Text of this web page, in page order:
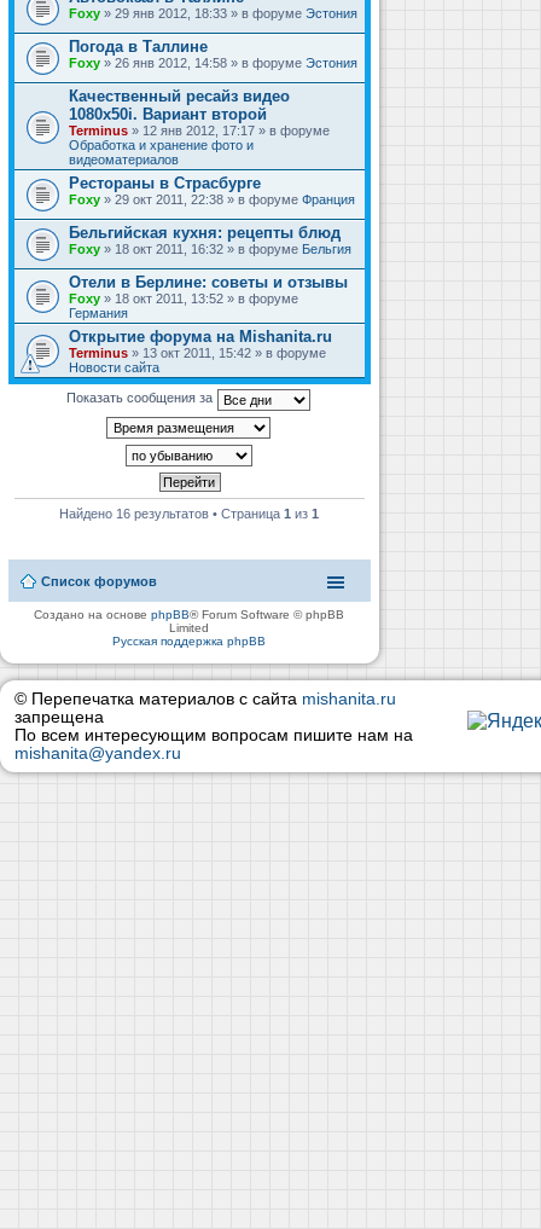
Foxy » 29 янв 2012, 18:33 » в форуме Эстония
Погода в Таллине
Foxy » 26 янв 2012, 14:58 » в форуме Эстония
Качественный ресайз видео
1080x50i. Вариант второй
Terminus » 12 янв 2012, 17:17 » в форуме
Обработка и хранение фото и
видеоматериалов
Рестораны в Страсбурге
Foxy » 29 окт 2011, 22:38 » в форуме Франция
Бельгийская кухня: рецепты блюд
Foxy » 18 окт 2011, 16:32 » в форуме Бельгия
Отели в Берлине: советы и отзывы
Foxy » 18 окт 2011, 13:52 » в форуме
Германия
Открытие форума на Mishanita.ru
Terminus » 13 окт 2011, 15:42 » в форуме
Новости сайта
Показать сообщения за
Найдено 16 результатов • Страница1 из1
Список форумов
Создано на основеphpBB® Forum Software © phpBB
Limited
Русская поддержка phpBB
© Перепечатка материалов с сайта mishanita.ru
запрещена
По всем интересующим вопросам пишите нам на
mishanita@yandex.ru